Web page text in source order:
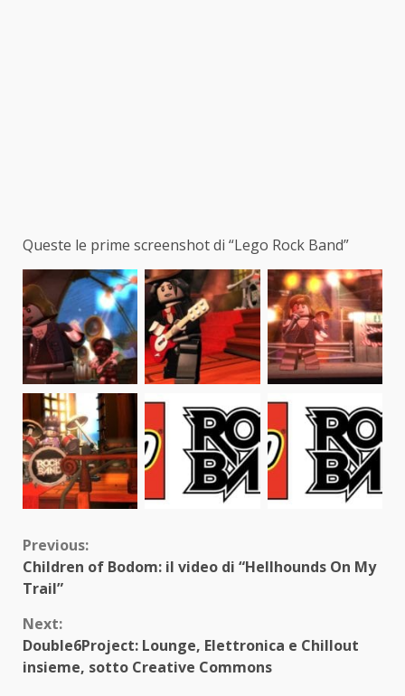
Queste le prime screenshot di “Lego Rock Band”
Continue
Reading
Previous:
Children of Bodom: il video di “Hellhounds On My
Trail”
Next:
Double6Project: Lounge, Elettronica e Chillout
insieme, sotto Creative Commons